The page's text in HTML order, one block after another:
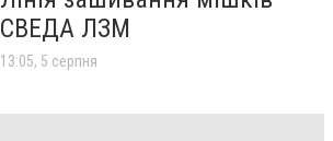
СВЕДА ЛЗМ
13:05, 5 серпня